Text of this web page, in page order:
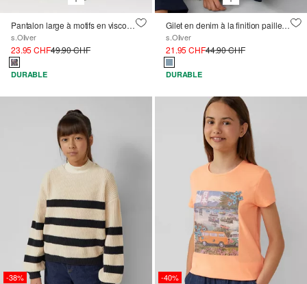
Pantalon large à motifs en viscose satinée
s.Oliver
23.95 CHF49.90 CHF
DURABLE
Gilet en denim à la finition pailletée
s.Oliver
21.95 CHF44.90 CHF
DURABLE
-38% -40%